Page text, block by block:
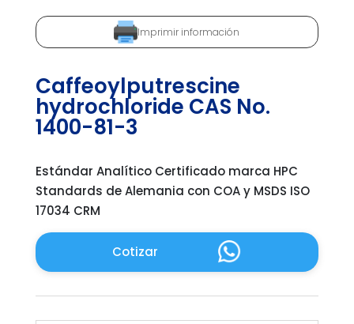
Imprimir información
Caffeoylputrescine
hydrochloride CAS No.
1400-81-3
Estándar Analítico Certificado marca HPC
Standards de Alemania con COA y MSDS ISO
17034 CRM
Cotizar